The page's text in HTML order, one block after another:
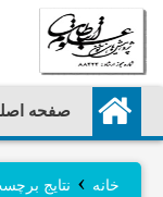
صفحه
خانه › نتایج